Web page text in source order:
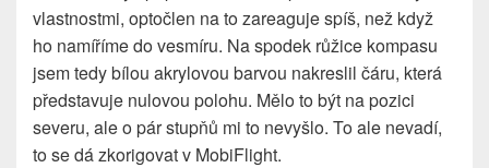
vlastnostmi, optočlen na to zareaguje spíš, než když
ho namíříme do vesmíru. Na spodek růžice kompasu
jsem tedy bílou akrylovou barvou nakreslil čáru, která
představuje nulovou polohu. Mělo to být na pozici
severu, ale o pár stupňů mi to nevyšlo. To ale nevadí,
to se dá zkorigovat v MobiFlight.